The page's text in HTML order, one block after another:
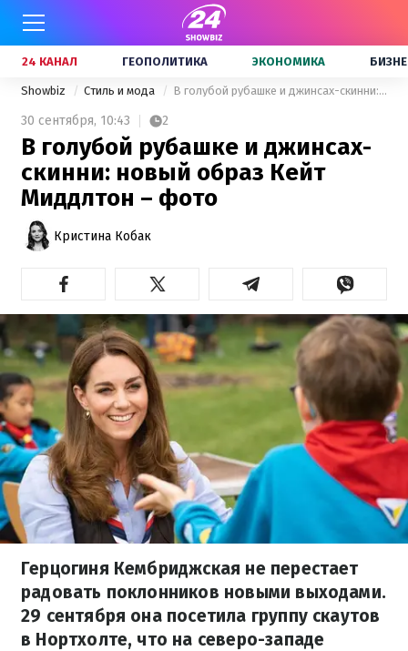
24 КАНАЛ ГЕОПОЛИТИКА ЭКОНОМИКА
Showbiz Стиль и мода В голубой рубашке и джинсах-скинни: новый образ Кейт Миддлтон – фото
30 сентября, 10:43 2
В голубой рубашке и джинсах-
скинни: новый образ Кейт
Миддлтон – фото
Кристина Кобак
Герцогиня Кембриджская не перестает
радовать поклонников новыми выходами.
29 сентября она посетила группу скаутов
в Нортхолте, что на северо-западе